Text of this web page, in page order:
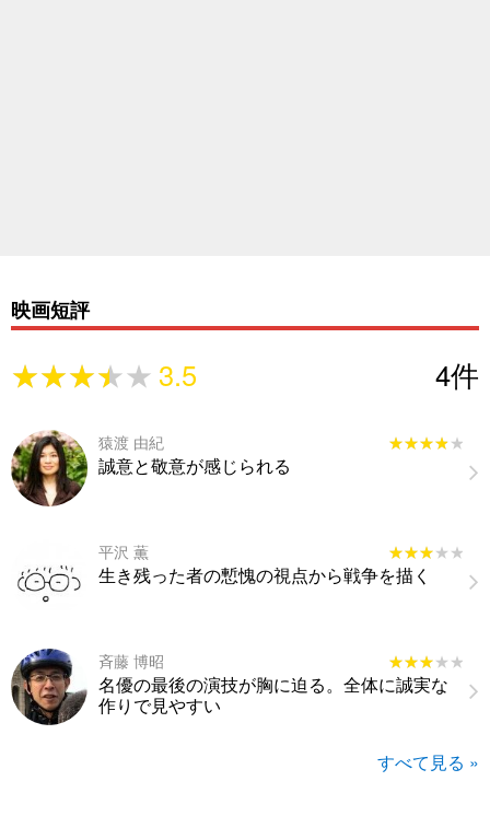
映画短評
★★★★★
★★★★★ 3.5 4件
猿渡 由紀 ★★★★★
★★★★★
誠意と敬意が感じられる
平沢 薫 ★★★★★
★★★★★
生き残った者の慙愧の視点から戦争を描く
斉藤 博昭 ★★★★★
★★★★★
名優の最後の演技が胸に迫る。全体に誠実な
作りで見やすい
すべて見る »